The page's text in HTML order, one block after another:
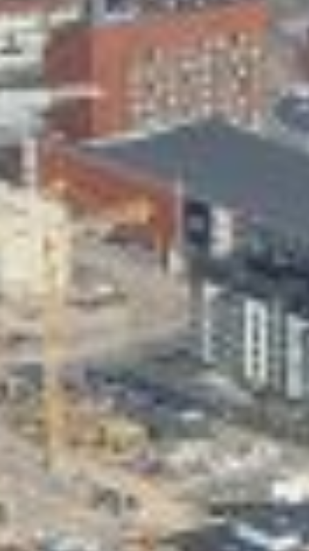
Skeittihalli
Varhaiskasvatus
Ateria- ja välipalamaksut
Mämminiemi
Taideapteekki
Kirjasto
Valon Kaupunki
Lasten Lysti & LystiKylä-festivaali
Ohje
English